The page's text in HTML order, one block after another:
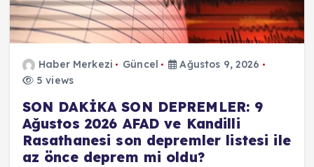
Haber Merkezi Güncel
Ağustos 9, 2026
5 views
SON DAKİKA SON DEPREMLER: 9
Ağustos 2026 AFAD ve Kandilli
Rasathanesi son depremler listesi ile
az önce deprem mi oldu?